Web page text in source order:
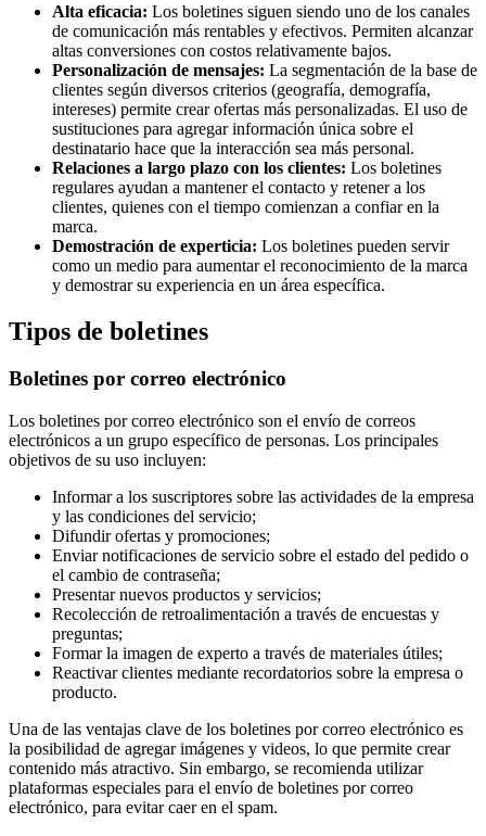
Alta eficacia: Los boletines siguen siendo uno de los canales
de comunicación más rentables y efectivos. Permiten alcanzar
altas conversiones con costos relativamente bajos.
Personalización de mensajes: La segmentación de la base de
clientes según diversos criterios (geografía, demografía,
intereses) permite crear ofertas más personalizadas. El uso de
sustituciones para agregar información única sobre el
destinatario hace que la interacción sea más personal.
Relaciones a largo plazo con los clientes: Los boletines
regulares ayudan a mantener el contacto y retener a los
clientes, quienes con el tiempo comienzan a confiar en la
marca.
Demostración de experticia: Los boletines pueden servir
como un medio para aumentar el reconocimiento de la marca
y demostrar su experiencia en un área específica.
Tipos de boletines
Boletines por correo electrónico
Los boletines por correo electrónico son el envío de correos
electrónicos a un grupo específico de personas. Los principales
objetivos de su uso incluyen:
Informar a los suscriptores sobre las actividades de la empresa
y las condiciones del servicio;
Difundir ofertas y promociones;
Enviar notificaciones de servicio sobre el estado del pedido o
el cambio de contraseña;
Presentar nuevos productos y servicios;
Recolección de retroalimentación a través de encuestas y
preguntas;
Formar la imagen de experto a través de materiales útiles;
Reactivar clientes mediante recordatorios sobre la empresa o
producto.
Una de las ventajas clave de los boletines por correo electrónico es
la posibilidad de agregar imágenes y videos, lo que permite crear
contenido más atractivo. Sin embargo, se recomienda utilizar
plataformas especiales para el envío de boletines por correo
electrónico, para evitar caer en el spam.